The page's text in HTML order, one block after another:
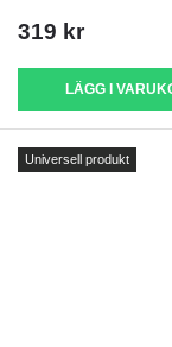
319 kr
LÄGG I
Universell produkt